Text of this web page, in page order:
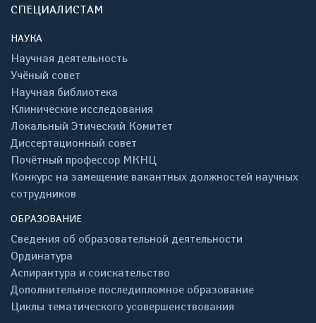
СПЕЦИАЛИСТАМ
НАУКА
Научная деятельность
Учёный совет
Научная библиотека
Клинические исследования
Локальный Этический Комитет
Диссертационный совет
Почётный профессор МКНЦ
Конкурс на замещение вакантных должностей научных
сотрудников
ОБРАЗОВАНИЕ
Сведения об образовательной деятельности
Ординатура
Аспирантура и соискательство
Дополнительное последипломное образование
Циклы тематического усовершенствования